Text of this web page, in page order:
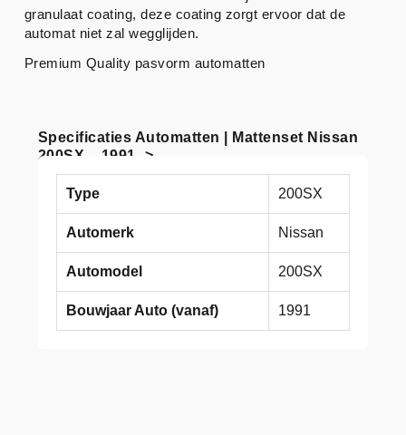
Specificaties Automatten | Mattenset Nissan
200SX – 1991 ->
Type 200SX
Automerk Nissan
Automodel 200SX
Bouwjaar Auto (vanaf) 1991
granulaat coating, deze coating zorgt ervoor dat de
automat niet zal wegglijden.
Premium Quality pasvorm automatten